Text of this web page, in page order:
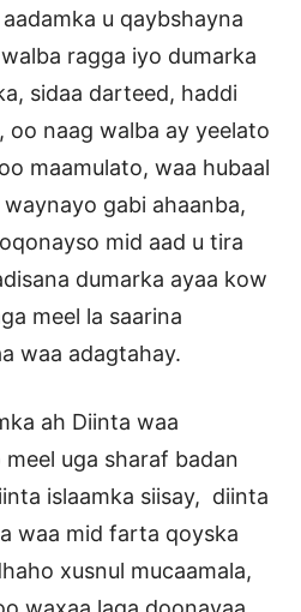
u qaybshayna
ragga iyo dumarka
sidaa darteed, haddi
oo naag walba ay yeelato
maamulato, waa hubaal
gabi ahaanba,
mid aad u tira
dumarka ayaa kow
meel la saarina
waa adagtahay.
ah Diinta waa
uga sharaf badan
islaamka siisay, diinta
waa mid farta qoyska
xusnul mucaamala,